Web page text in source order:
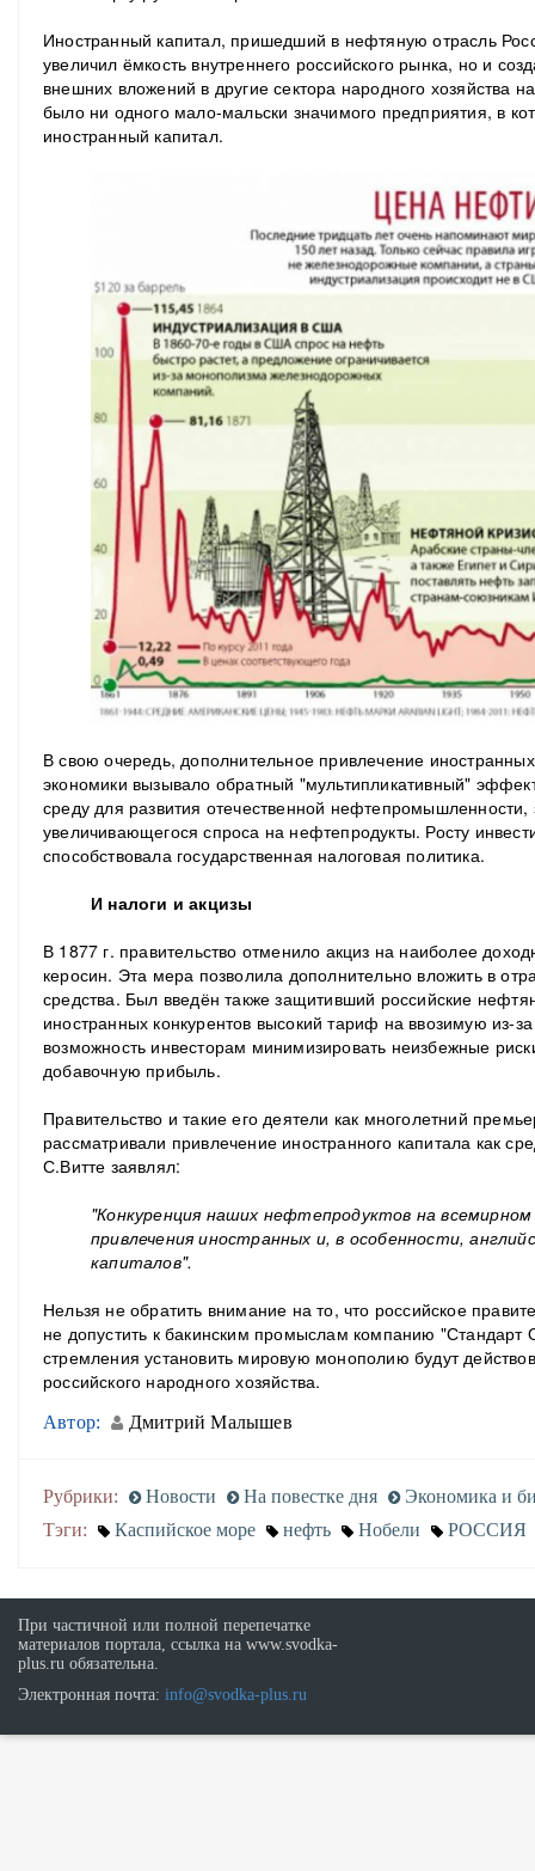
Иностранный капитал, пришедший в нефтяную отрасль
увеличил ёмкость внутреннего российского рынка, но и
внешних вложений в другие сектора народного хозяйства
было ни одного мало-мальски значимого предприятия, в
иностранный капитал.
В свою очередь, дополнительное привлечение
экономики вызывало обратный "мультипликативный"
среду для развития отечественной нефтепромышленности,
увеличивающегося спроса на нефтепродукты. Росту
способствовала государственная налоговая политика.
И налоги и акцизы
В 1877 г. правительство отменило акциз на наиболее
керосин. Эта мера позволила дополнительно вложить в
средства. Был введён также защитивший российские
иностранных конкурентов высокий тариф на ввозимую из-
возможность инвесторам минимизировать неизбежные
добавочную прибыль.
Правительство и такие его деятели как многолетний
рассматривали привлечение иностранного капитала как
С.Витте заявлял:
"Конкуренция наших нефтепродуктов на
привлечения иностранных и, в особенности,
капиталов".
Нельзя не обратить внимание на то, что российское
не допустить к бакинским промыслам компанию "Стандарт
стремления установить мировую монополию будут
российского народного хозяйства.
Автор: Дмитрий Малышев
Рубрики: Новости На повестке дня
Экономика и
Тэги:
Каспийское море нефть Нобели РОССИЯ
При частичной или полной перепечатке
материалов портала, ссылка на www.svodka-
plus.ru обязательна.
Электронная почта: info@svodka-plus.ru